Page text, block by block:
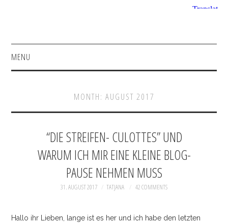
MENU
SHOP
FACEBOOK
MONTH: AUGUST 2017
“DIE STREIFEN- CULOTTES” UND
WARUM ICH MIR EINE KLEINE BLOG-
PAUSE NEHMEN MUSS
31. AUGUST 2017 TATJANA 42 COMMENTS
Hallo ihr Lieben, lange ist es her und ich habe den letzten